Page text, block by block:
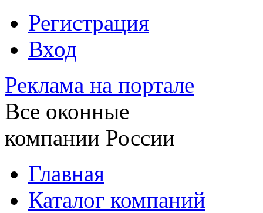
Регистрация
Вход
Реклама на портале
Все оконные
компании России
Главная
Каталог компаний